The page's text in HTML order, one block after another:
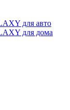
для авто
для дома